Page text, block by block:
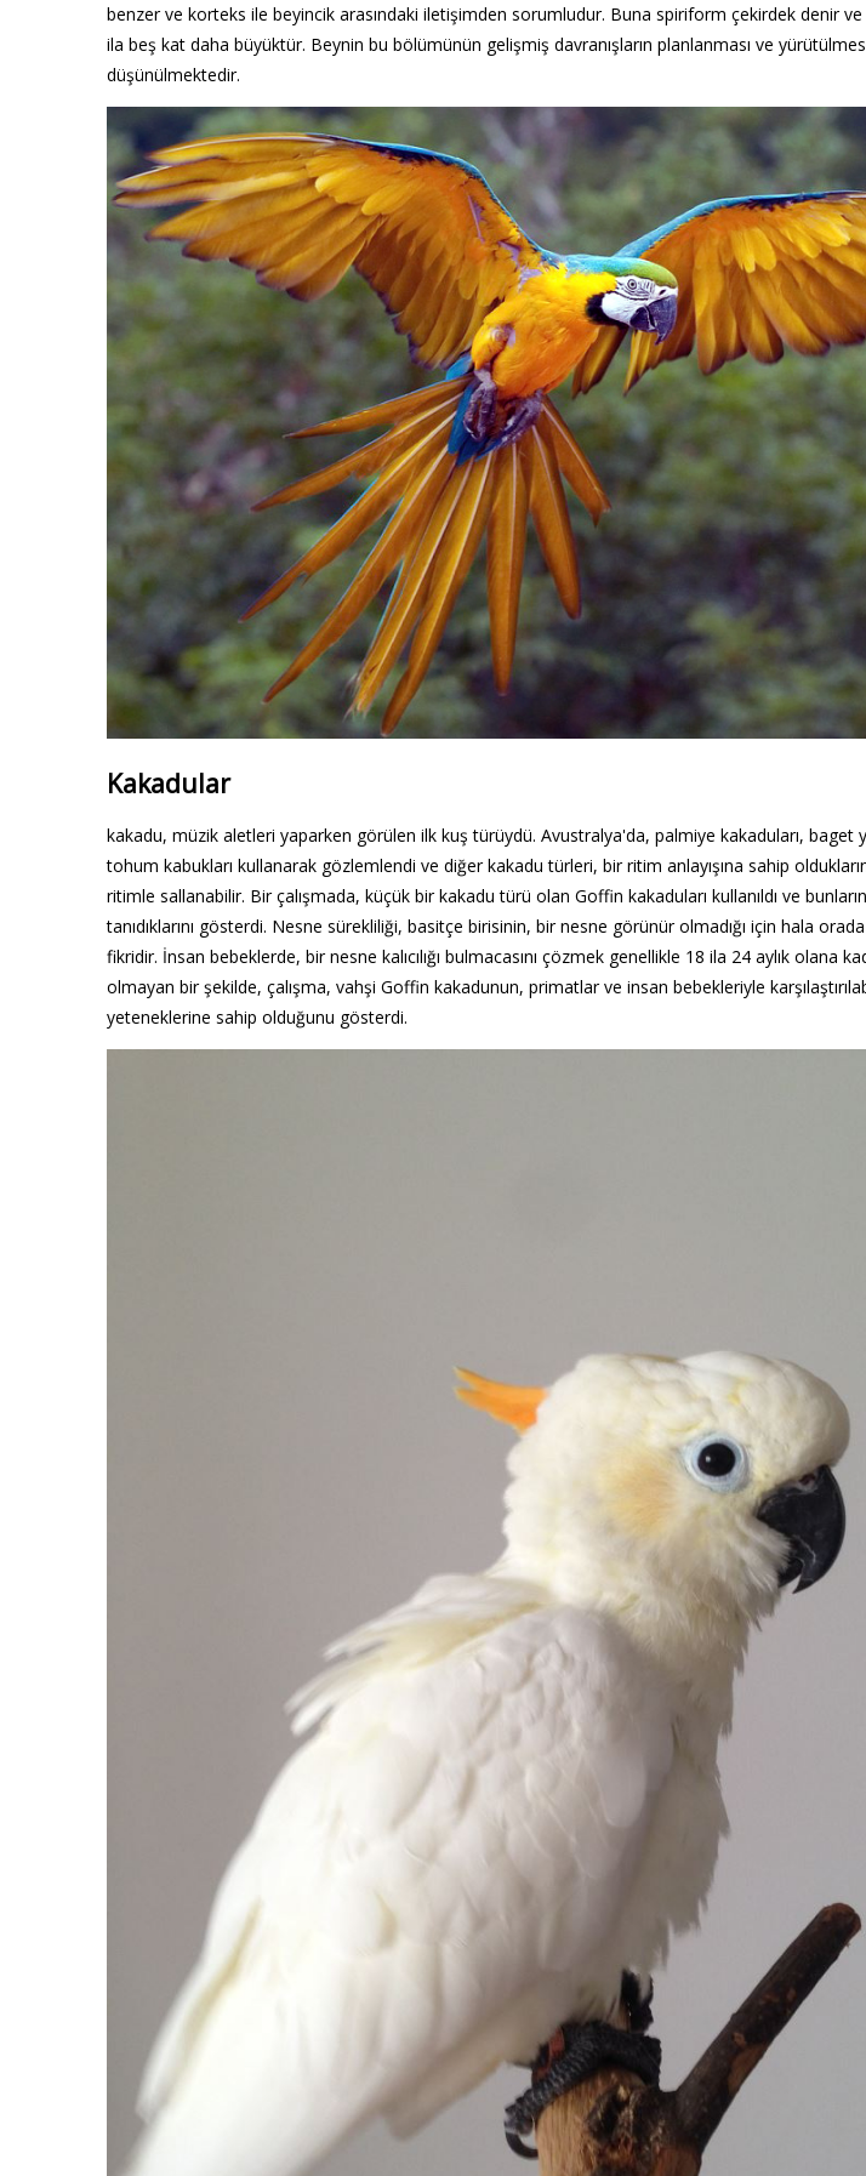
benzer ve korteks ile beyincik arasındaki iletişimden sorumludur. Buna spiriform çekirdek denir
ila beş kat daha büyüktür. Beynin bu bölümünün gelişmiş davranışların planlanması ve
düşünülmektedir.
Kakadular
kakadu, müzik aletleri yaparken görülen ilk kuş türüydü. Avustralya'da, palmiye kakaduları, baget
tohum kabukları kullanarak gözlemlendi ve diğer kakadu türleri, bir ritim anlayışına sahip
ritimle sallanabilir. Bir çalışmada, küçük bir kakadu türü olan Goffin kakaduları kullanıldı ve bunların
tanıdıklarını gösterdi. Nesne sürekliliği, basitçe birisinin, bir nesne görünür olmadığı için hala
fikridir. İnsan bebeklerde, bir nesne kalıcılığı bulmacasını çözmek genellikle 18 ila 24 aylık olana
olmayan bir şekilde, çalışma, vahşi Goffin kakadunun, primatlar ve insan bebekleriyle
yeteneklerine sahip olduğunu gösterdi.